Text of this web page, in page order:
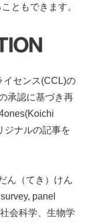
ともできます。
イセンス(CCL)の
承認に基づき再
ジナルの記事を
ん（てき）けん
panel
会科学、生物学